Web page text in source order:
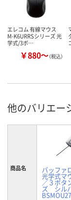
エレコム 有線マウス
M-K6URRSシリーズ 光
学式/3ボ…
￥880～（税込）
他のバリエー
商品名 バッファ
光学式
／３ボタ
ズ シル